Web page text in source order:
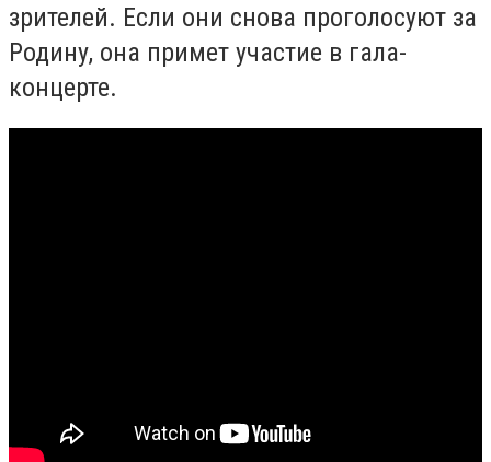
зрителей. Если они снова проголосуют за
Родину, она примет участие в гала-
концерте.